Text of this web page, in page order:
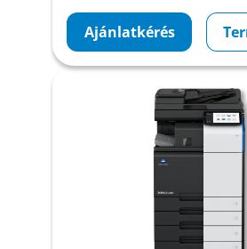
Ajánlatkérés